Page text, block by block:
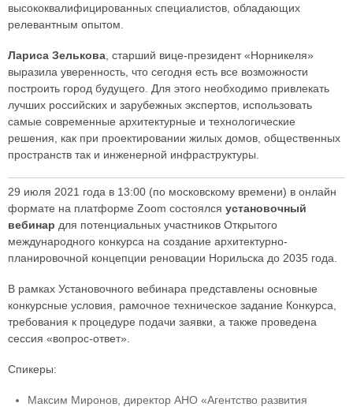
высококвалифицированных специалистов, обладающих
релевантным опытом.
Лариса Зелькова , старший вице-президент «Норникеля»
выразила уверенность, что сегодня есть все возможности
построить город будущего. Для этого необходимо привлекать
лучших российских и зарубежных экспертов, использовать
самые современные архитектурные и технологические
решения, как при проектировании жилых домов, общественных
пространств так и инженерной инфраструктуры.
29 июля 2021 года в 13:00 (по московскому времени) в онлайн
формате на платформе Zoom состоялся установочный
вебинар для потенциальных участников Открытого
международного конкурса на создание архитектурно-
планировочной концепции реновации Норильска до 2035 года.
В рамках Установочного вебинара представлены основные
конкурсные условия, рамочное техническое задание Конкурса,
требования к процедуре подачи заявки, а также проведена
сессия «вопрос-ответ».
Спикеры:
Максим Миронов, директор АНО «Агентство развития